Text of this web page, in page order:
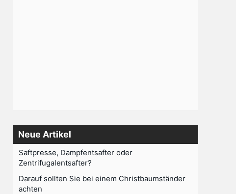
Neue Artikel
Saftpresse, Dampfentsafter oder
Zentrifugalentsafter?
Darauf sollten Sie bei einem Christbaumständer
achten